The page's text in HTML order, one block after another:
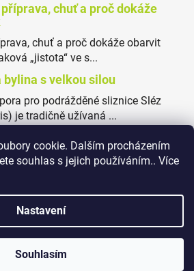
cookie. Dalším procházením
souhlas s jejich používáním.. Více
Nastavení
Souhlasím
chuť a proč dokáže
chuť a proč dokáže obarvit
„jistota“ ve s...
bylina s velkou silou
pro podrážděné sliznice Sléz
je tradičně užívaná ...
Podmínky ochrany osobních údajů
Vytvořil Shoptet